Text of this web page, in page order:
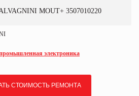
MOUT+ 3507010220
электроника
СТОИМОСТЬ РЕМОНТА